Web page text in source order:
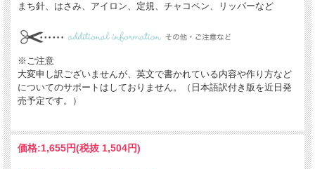
まち針、はさみ、アイロン、定規、チャコペン、リッパーなど
※ご注意
大変申し訳ございませんが、英文で書かれている内容や作り方など
についてのサポートはしておりません。（日本語訳付き版を近日発
売予定です。）
価格:1,655円(税抜 1,504円)